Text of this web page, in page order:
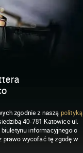
zgodnie z naszą polityką
40-781 Katowice ul.
informacyjnego o
prawo wycofać tę zgodę w